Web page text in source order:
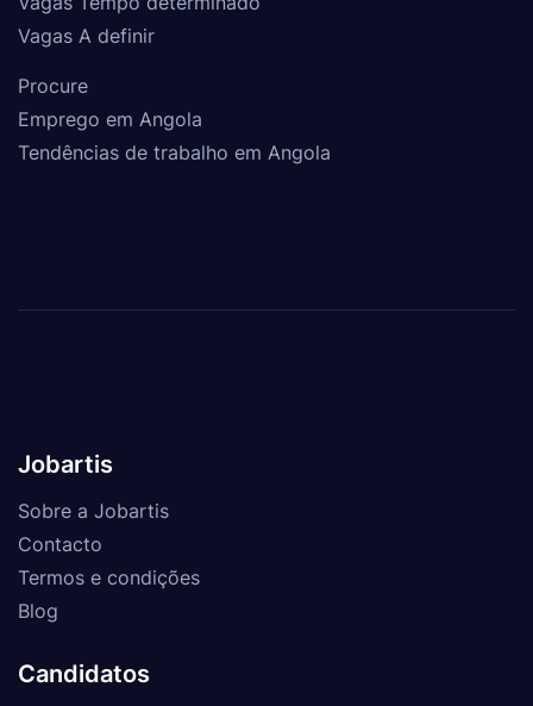
Vagas A definir
Procure
Emprego em Angola
Tendências de trabalho em Angola
Jobartis
Sobre a Jobartis
Contacto
Termos e condições
Blog
Candidatos